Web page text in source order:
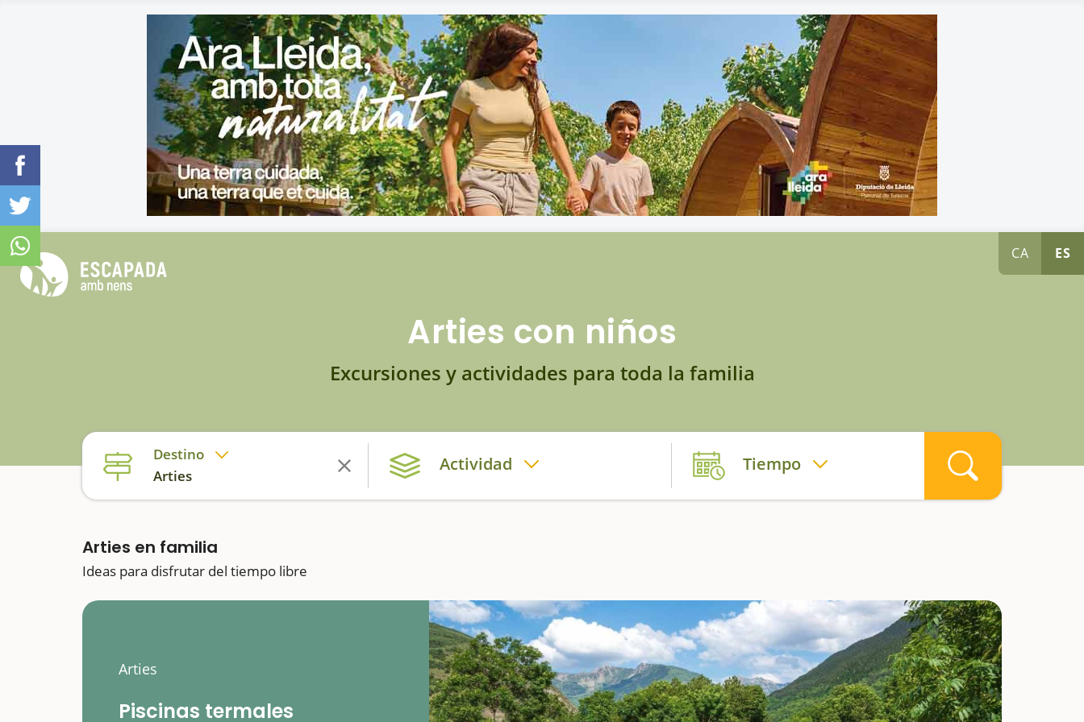
CA ES
Arties con niños
Excursiones y actividades para toda la familia
Destino
Arties
Actividad Tiempo
Arties en familia
Ideas para disfrutar del tiempo libre
Arties
Piscinas termales